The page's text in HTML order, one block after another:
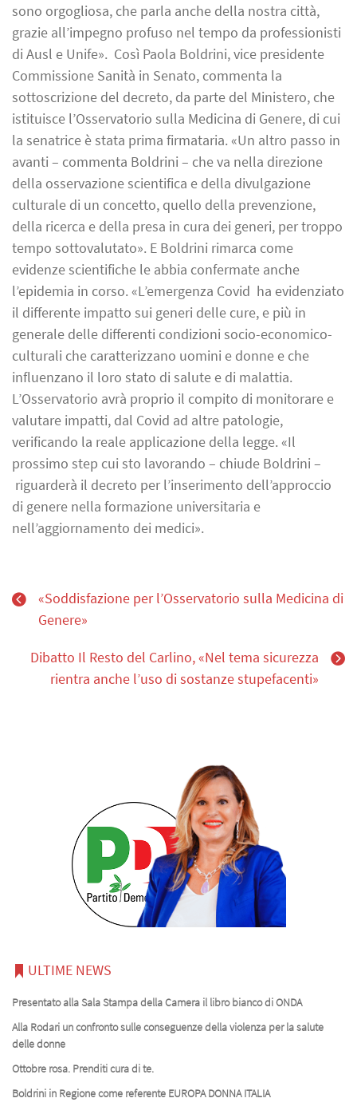
sono orgogliosa, che parla anche della nostra città,
grazie all’impegno profuso nel tempo da professionisti
di Ausl e Unife». Così Paola Boldrini, vice presidente
Commissione Sanità in Senato, commenta la
sottoscrizione del decreto, da parte del Ministero, che
istituisce l’Osservatorio sulla Medicina di Genere, di cui
la senatrice è stata prima firmataria. «Un altro passo in
avanti – commenta Boldrini – che va nella direzione
della osservazione scientifica e della divulgazione
culturale di un concetto, quello della prevenzione,
della ricerca e della presa in cura dei generi, per troppo
tempo sottovalutato». E Boldrini rimarca come
evidenze scientifiche le abbia confermate anche
l’epidemia in corso. «L’emergenza Covid ha evidenziato
il differente impatto sui generi delle cure, e più in
generale delle differenti condizioni socio-economico-
culturali che caratterizzano uomini e donne e che
influenzano il loro stato di salute e di malattia.
L’Osservatorio avrà proprio il compito di monitorare e
valutare impatti, dal Covid ad altre patologie,
verificando la reale applicazione della legge. «Il
prossimo step cui sto lavorando – chiude Boldrini –
riguarderà il decreto per l’inserimento dell’approccio
di genere nella formazione universitaria e
nell’aggiornamento dei medici».
«Soddisfazione per l’Osservatorio sulla Medicina di
Genere»
Dibatto Il Resto del Carlino, «Nel tema sicurezza
rientra anche l’uso di sostanze stupefacenti»
ULTIME NEWS
Presentato alla Sala Stampa della Camera il libro bianco di ONDA
Alla Rodari un confronto sulle conseguenze della violenza per la salute
delle donne
Ottobre rosa. Prenditi cura di te.
Boldrini in Regione come referente EUROPA DONNA ITALIA